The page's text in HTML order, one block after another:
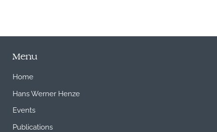
Menu
Home
Hans Werner Henze
Events
Publications